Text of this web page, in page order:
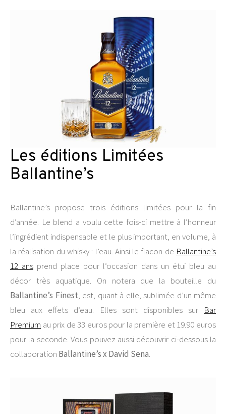
Les éditions Limitées
Ballantine’s
Ballantine’s propose trois éditions limitées pour la fin
d’année. Le blend a voulu cette fois-ci mettre à l’honneur
l’ingrédient indispensable et le plus important, en volume, à
la réalisation du whisky : l’eau. Ainsi le flacon de Ballantine’s
12 ans prend place pour l’occasion dans un étui bleu au
décor très aquatique. On notera que la bouteille du
Ballantine’s Finest, est, quant à elle, sublimée d’un même
bleu aux effets d’eau. Elles sont disponibles sur Bar
Premium au prix de 33 euros pour la première et 19.90 euros
pour la seconde. Vous pouvez aussi découvrir ci-dessous la
collaboration Ballantine’s x David Sena.